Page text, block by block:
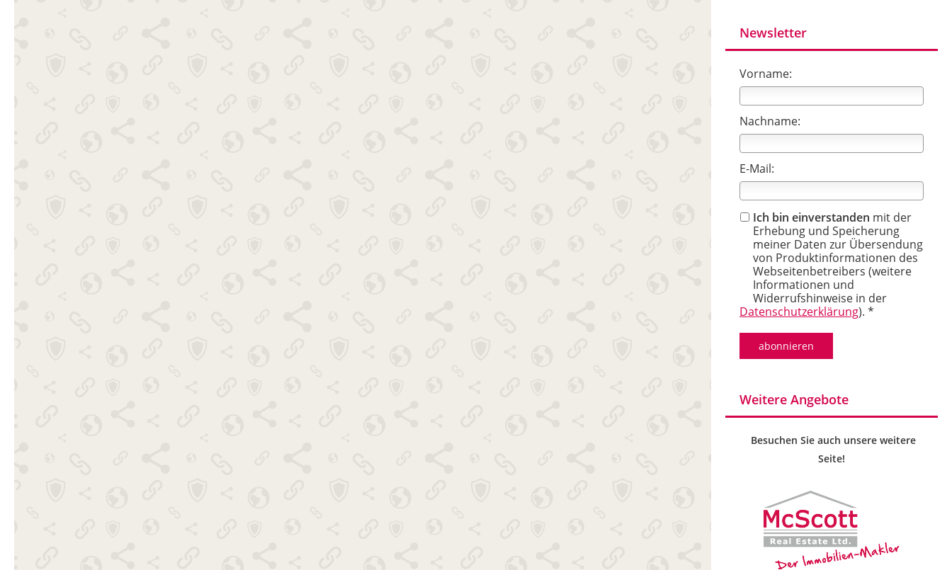
Newsletter
Vorname:
Nachname:
E-Mail:
Ich bin einverstanden mit der
Erhebung und Speicherung
meiner Daten zur Übersendung
von Produktinformationen des
Webseitenbetreibers (weitere
Informationen und
Widerrufshinweise in der
Datenschutzerklärung). *
Weitere Angebote
Besuchen Sie auch unsere weitere
Seite!